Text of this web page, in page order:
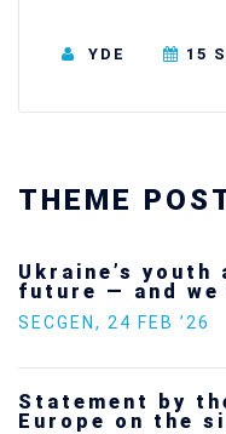
YDE 15
THEME
Ukraine’s youth
future — and
SECGEN , 24 FEB ’26
Statement by
Europe on the